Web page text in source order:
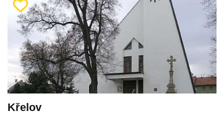
Křelov